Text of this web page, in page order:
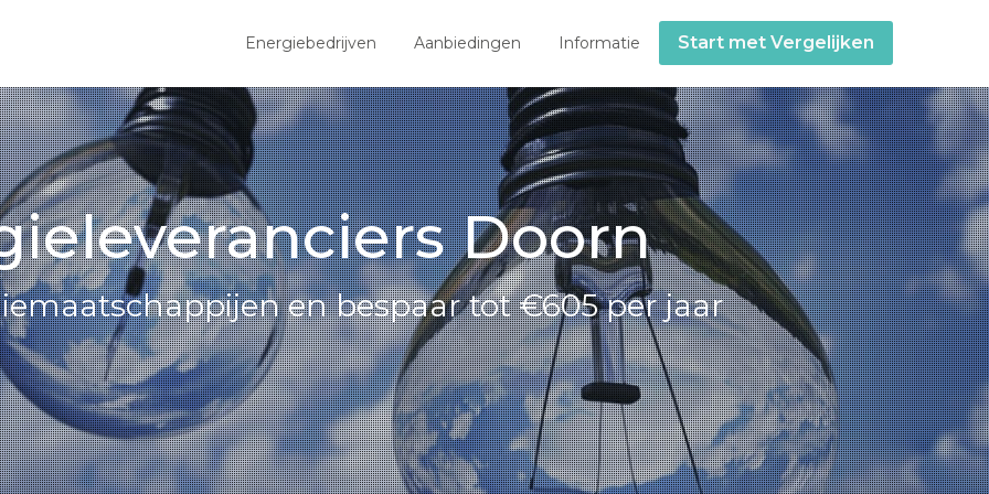
Energiebedrijven Aanbiedingen Informatie Start met Vergelijken
Doorn
en bespaar tot €605 per jaar